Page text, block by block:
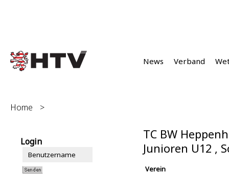
News Verband
Home >
Login
TC BW
Junioren U12 ,
Verein